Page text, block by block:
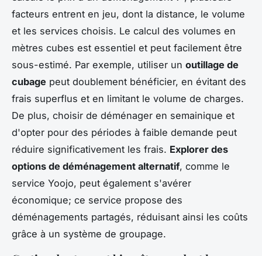
facteurs entrent en jeu, dont la distance, le volume
et les services choisis. Le calcul des volumes en
mètres cubes est essentiel et peut facilement être
sous-estimé. Par exemple, utiliser un outillage de
cubage peut doublement bénéficier, en évitant des
frais superflus et en limitant le volume de charges.
De plus, choisir de déménager en semainique et
d'opter pour des périodes à faible demande peut
réduire significativement les frais. Explorer des
options de déménagement alternatif, comme le
service Yoojo, peut également s'avérer
économique; ce service propose des
déménagements partagés, réduisant ainsi les coûts
grâce à un système de groupage.